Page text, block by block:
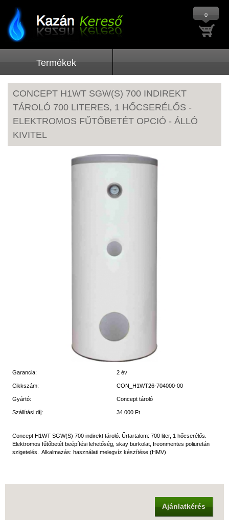
0
Termékek
CONCEPT H1WT SGW(S) 700 INDIREKT
TÁROLÓ 700 LITERES, 1 HŐCSERÉLŐS -
ELEKTROMOS FŰTŐBETÉT OPCIÓ - ÁLLÓ
KIVITEL
Garancia: 2 év
Cikkszám: CON_H1WT26-704000-00
Gyártó: Concept tároló
Szállítási díj: 34.000 Ft
Concept H1WT SGW(S) 700 indirekt tároló. Űrtartalom: 700 liter, 1 hőcserélős.
Elektromos fűtőbetét beépítési lehetőség, skay burkolat, freonmentes poliuretán
szigetelés. Alkalmazás: használati melegvíz készítése (HMV)
Ajánlatkérés